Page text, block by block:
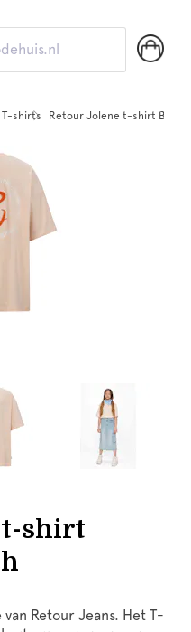
T-shirts Retour Jolene t-shirt
t-shirt
Retour Jeans. Het T-